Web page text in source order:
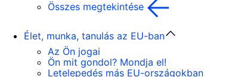
Összes megtekintése
Élet, munka, tanulás az EU-ban
Az Ön jogai
Ön mit gondol? Mondja el!
Letelepedés más EU-országokban